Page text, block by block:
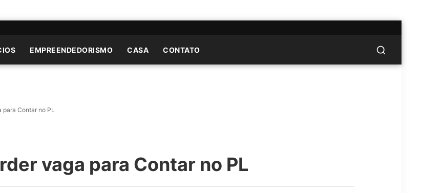
EMPREENDEDORISMO CASA CONTATO
para Contar no PL
vaga para Contar no PL